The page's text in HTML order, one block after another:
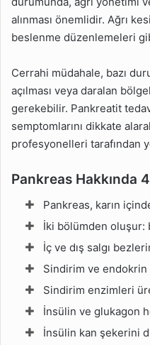
alınması önemlidir. Ağrı
beslenme düzenlemeleri
Cerrahi müdahale, bazı
açılması veya daralan
gerekebilir. Pankreatit
semptomlarını dikkate
profesyonelleri tarafından
Pankreas Hakkında
Pankreas, karın
İki bölümden oluşur:
İç ve dış salgı
Sindirim ve endokrin
Sindirim enzimleri
İnsülin ve glukagon
İnsülin kan şekerini